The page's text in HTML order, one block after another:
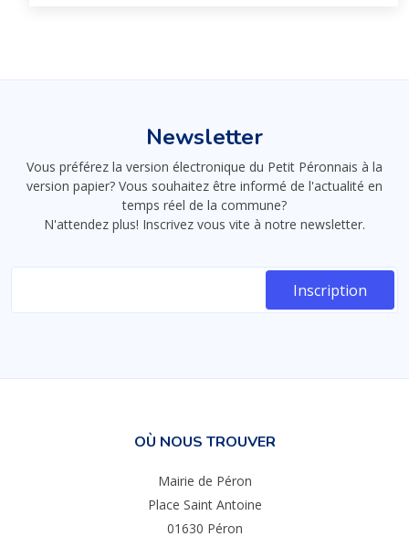
Newsletter
Vous préférez la version électronique du Petit Péronnais à la
version papier? Vous souhaitez être informé de l'actualité en
temps réel de la commune?
N'attendez plus! Inscrivez vous vite à notre newsletter.
OÙ NOUS TROUVER
Mairie de Péron
Place Saint Antoine
01630 Péron